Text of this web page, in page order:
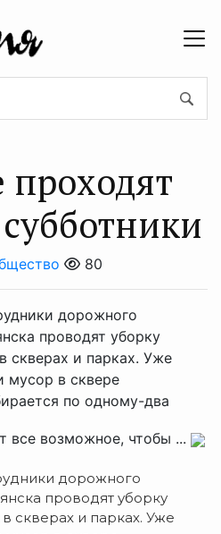
проходят
80
дорожного
проводят уборку
скверах и парках. Уже
мусор в сквере
по одному-два
все возможное, чтобы ...
дорожного
проводят уборку
скверах и парках. Уже